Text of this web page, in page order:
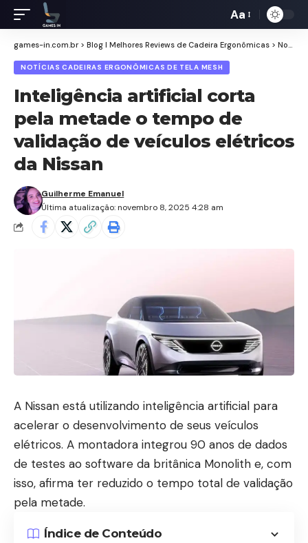
de
Aa
games-in.com.br > Blog I Melhores Reviews de Cadeira Ergonômicas > Notícias Cadeiras Ergonômicas de Tela Mesh
NOTÍCIAS CADEIRAS ERGONÔMICAS DE TELA MESH
Inteligência artificial corta
pela metade o tempo de
validação de veículos elétricos
da Nissan
Última atualização: novembro 8, 2025 4:28 am
Guilherme Emanuel
A Nissan está utilizando inteligência artificial para
acelerar o desenvolvimento de seus veículos
elétricos. A montadora integrou 90 anos de dados
de testes ao software da britânica Monolith e, com
isso, afirma ter reduzido o tempo total de validação
pela metade.
Índice de Conteúdo